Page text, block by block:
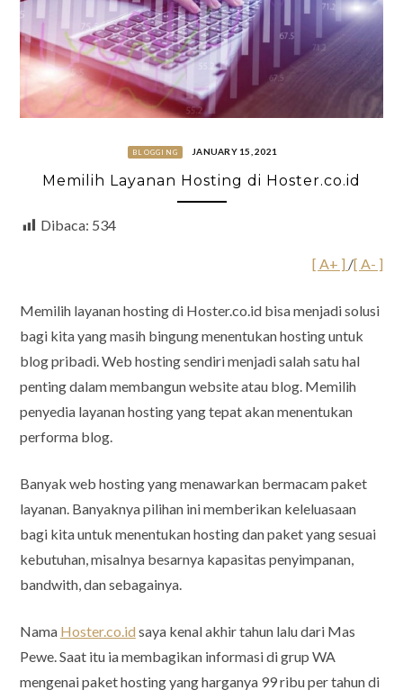
BLOGGING JANUARY 15, 2021
Memilih Layanan Hosting di Hoster.co.id
Dibaca: 534
[ A+ ] /[ A- ]
Memilih layanan hosting di Hoster.co.id bisa menjadi solusi
bagi kita yang masih bingung menentukan hosting untuk
blog pribadi. Web hosting sendiri menjadi salah satu hal
penting dalam membangun website atau blog. Memilih
penyedia layanan hosting yang tepat akan menentukan
performa blog.
Banyak web hosting yang menawarkan bermacam paket
layanan. Banyaknya pilihan ini memberikan keleluasaan
bagi kita untuk menentukan hosting dan paket yang sesuai
kebutuhan, misalnya besarnya kapasitas penyimpanan,
bandwith, dan sebagainya.
Nama Hoster.co.id saya kenal akhir tahun lalu dari Mas
Pewe. Saat itu ia membagikan informasi di grup WA
mengenai paket hosting yang harganya 99 ribu per tahun di